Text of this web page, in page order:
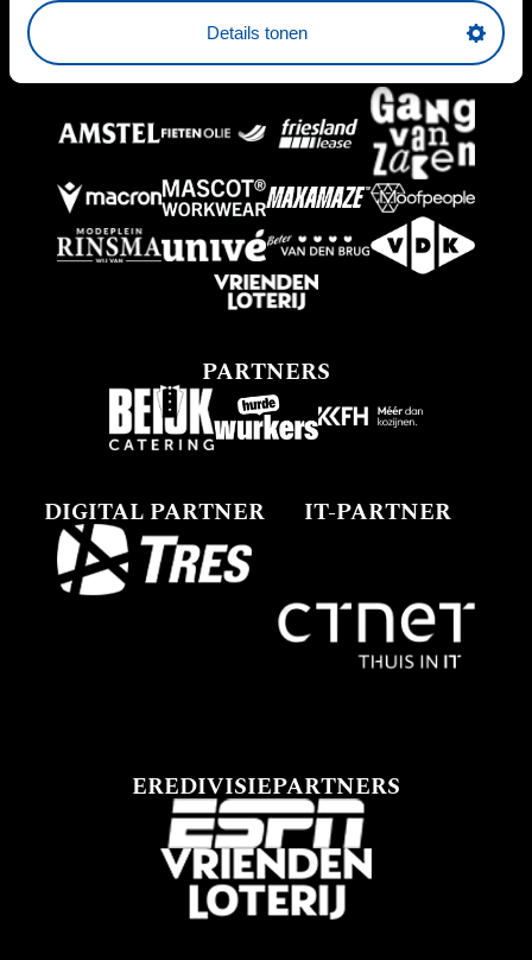
Details tonen
BUSINESSPARTNERS
PARTNERS
DIGITAL PARTNER IT-PARTNER
EREDIVISIEPARTNERS